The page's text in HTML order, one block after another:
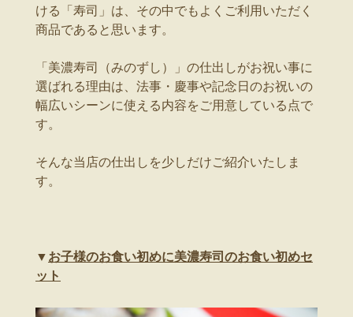
ける「寿司」は、その中でもよくご利用いただく
商品であると思います。
「美濃寿司（みのずし）」の仕出しがお祝い事に
選ばれる理由は、法事・慶事や記念日のお祝いの
幅広いシーンに使える内容をご用意している点で
す。
そんな当店の仕出しを少しだけご紹介いたしま
す。
▼ お子様のお食い初めに美濃寿司のお食い初めセ
ット